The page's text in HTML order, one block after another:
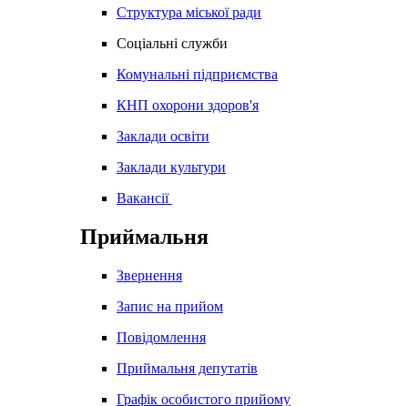
Структура міської ради
Соціальні служби
Комунальні підприємства
КНП охорони здоров'я
Заклади освіти
Заклади культури
Вакансії
Приймальня
Звернення
Запис на прийом
Повідомлення
Приймальня депутатів
Графік особистого прийому